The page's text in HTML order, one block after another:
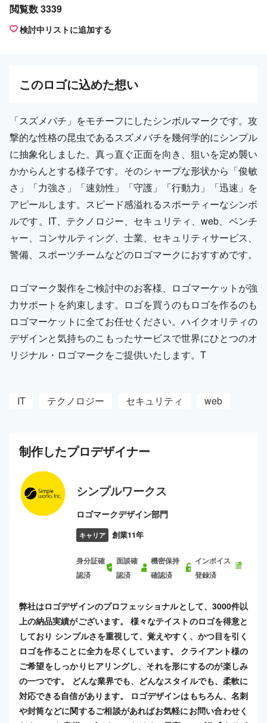
閲覧数 3339
検討中リストに追加する
このロゴに込めた想い
「スズメバチ」をモチーフにしたシンボルマークです。攻
撃的な性格の昆虫であるスズメバチを幾何学的にシンプル
に抽象化しました。真っ直ぐ正面を向き、狙いを定め襲い
かからんとする様子です。そのシャープな形状から「俊敏
さ」「力強さ」「速効性」「守護」「行動力」「迅速」を
アピールします。スピード感溢れるスポーティーなシンボ
ルです。IT、テクノロジー、セキュリティ、web、ベンチ
ャー、コンサルティング、士業、セキュリティサービス、
警備、スポーツチームなどのロゴマークにおすすめです。
ロゴマーク製作をご検討中のお客様、ロゴマーケットが強
力サポートを約束します。ロゴを買うのもロゴを作るのも
ロゴマーケットに全てお任せください。ハイクオリティの
デザインと気持ちのこもったサービスで世界にひとつのオ
リジナル・ロゴマークをご提供いたします。T
IT テクノロジー セキュリティ web
制作したプロデザイナー
シンプルワークス
ロゴマークデザイン部門
キャリア 創業11年
身分証確
認済
面談確
認済
機密保持
確認済
インボイス
登録済
弊社はロゴデザインのプロフェッショナルとして、3000件以
上の納品実績がございます。 様々なテイストのロゴを得意と
しており シンプルさを重視して、覚えやすく、かつ目を引く
ロゴを作ることに全力を尽くしています。 クライアント様の
ご希望をしっかりヒアリングし、それを形にするのが楽しみ
の一つです。 どんな業界でも、どんなスタイルでも、柔軟に
対応できる自信があります。 ロゴデザインはもちろん、名刺
や封筒などに関するご相談があればお気軽にお問い合わせく